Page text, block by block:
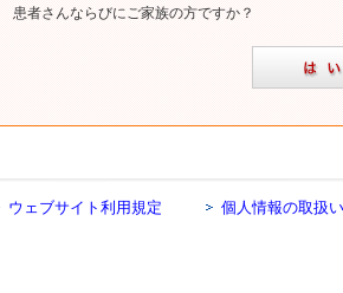
患者さんならびにご家族の方ですか？
ウェブサイト利用規定 個人情報の取扱